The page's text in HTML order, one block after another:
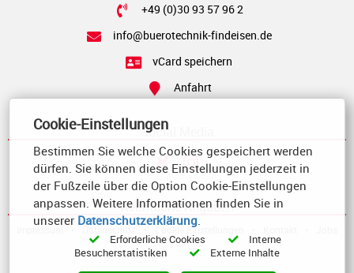
+49 (0)30 93 57 96 2
info@buerotechnik-findeisen.de
vCard speichern
Anfahrt
Social Media
Rechtliche Angaben
Cookie Einstellungen
Cookie-Einstellungen
Bestimmen Sie welche Cookies gespeichert werden
dürfen. Sie können diese Einstellungen jederzeit in
der Fußzeile über die Option Cookie-Einstellungen
anpassen. Weitere Informationen finden Sie in
unserer Datenschutzerklärung.
Erforderliche Cookies
Interne
Besucherstatistiken
Externe Inhalte